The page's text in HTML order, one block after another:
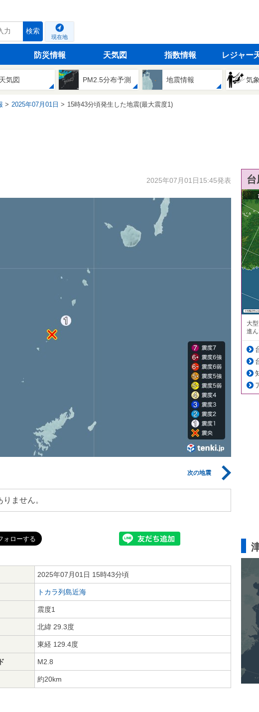
検索
現在地
防災情報 天気図 指数情報 レジャー
天気図 PM2.5分布予測 地震情報 気
2025年07月01日 15時43分頃発生した地震(最大震度1)
2025年07月01日15:45発表
次の地震
ません。
2025年07月01日 15時43分頃
トカラ列島近海
震度1
北緯 29.3度
東経 129.4度
M2.8
約20km
大
進